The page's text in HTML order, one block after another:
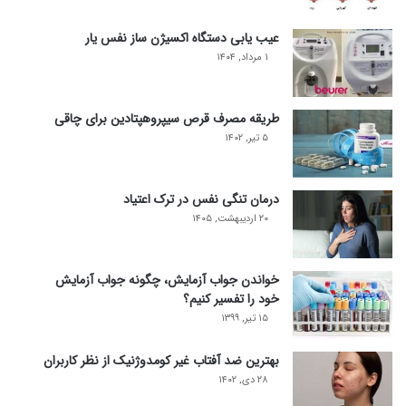
عیب یابی دستگاه اکسیژن ساز نفس یار
۱ مرداد, ۱۴۰۴
طریقه مصرف قرص سیپروهپتادین برای چاقی
۵ تیر, ۱۴۰۲
درمان تنگی نفس در ترک اعتیاد
۲۰ اردیبهشت, ۱۴۰۵
خواندن جواب آزمایش، چگونه جواب آزمایش
خود را تفسیر کنیم؟
۱۵ تیر, ۱۳۹۹
بهترین ضد آفتاب غیر کومدوژنیک از نظر کاربران
۲۸ دی, ۱۴۰۲